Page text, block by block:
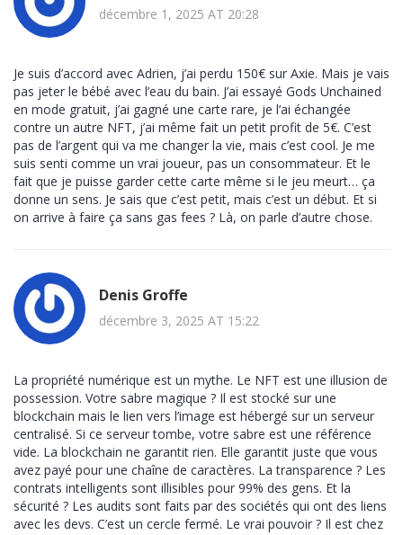
décembre 1, 2025 AT 20:28
Je suis d’accord avec Adrien, j’ai perdu 150€ sur Axie. Mais je vais
pas jeter le bébé avec l’eau du bain. J’ai essayé Gods Unchained
en mode gratuit, j’ai gagné une carte rare, je l’ai échangée
contre un autre NFT, j’ai même fait un petit profit de 5€. C’est
pas de l’argent qui va me changer la vie, mais c’est cool. Je me
suis senti comme un vrai joueur, pas un consommateur. Et le
fait que je puisse garder cette carte même si le jeu meurt… ça
donne un sens. Je sais que c’est petit, mais c’est un début. Et si
on arrive à faire ça sans gas fees ? Là, on parle d’autre chose.
Denis Groffe
décembre 3, 2025 AT 15:22
La propriété numérique est un mythe. Le NFT est une illusion de
possession. Votre sabre magique ? Il est stocké sur une
blockchain mais le lien vers l’image est hébergé sur un serveur
centralisé. Si ce serveur tombe, votre sabre est une référence
vide. La blockchain ne garantit rien. Elle garantit juste que vous
avez payé pour une chaîne de caractères. La transparence ? Les
contrats intelligents sont illisibles pour 99% des gens. Et la
sécurité ? Les audits sont faits par des sociétés qui ont des liens
avec les devs. C’est un cercle fermé. Le vrai pouvoir ? Il est chez